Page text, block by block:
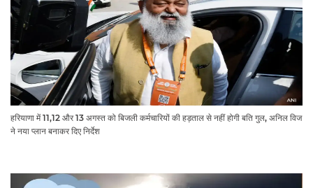
हरियाणा में 11,12 और 13 अगस्त को बिजली कर्मचारियों की हड़ताल से नहीं होगी बति गुल, अनिल विज
ने नया प्लान बनाकर दिए निर्देश